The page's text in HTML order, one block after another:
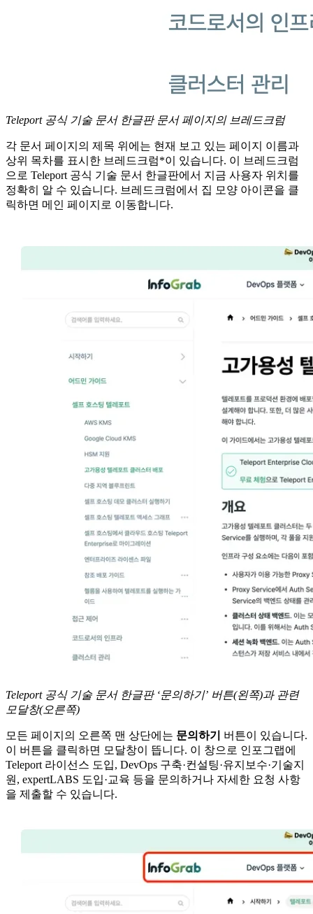
Teleport 공식 기술 문서 한글판 문서 페이지의 브레드크럼
각 문서 페이지의 제목 위에는 현재 보고 있는 페이지 이름과
상위 목차를 표시한 브레드크럼*이 있습니다. 이 브레드크럼
으로 Teleport 공식 기술 문서 한글판에서 지금 사용자 위치를
정확히 알 수 있습니다. 브레드크럼에서 집 모양 아이콘을 클
릭하면 메인 페이지로 이동합니다.
Teleport 공식 기술 문서 한글판 ‘문의하기’ 버튼(왼쪽)과 관련
모달창(오른쪽)
모든 페이지의 오른쪽 맨 상단에는 문의하기
버튼이 있습니다.
이 버튼을 클릭하면 모달창이 뜹니다. 이 창으로 인포그랩에
Teleport 라이선스 도입, DevOps 구축·컨설팅·유지보수·기술지
원, expertLABS 도입·교육 등을 문의하거나 자세한 요청 사항
을 제출할 수 있습니다.